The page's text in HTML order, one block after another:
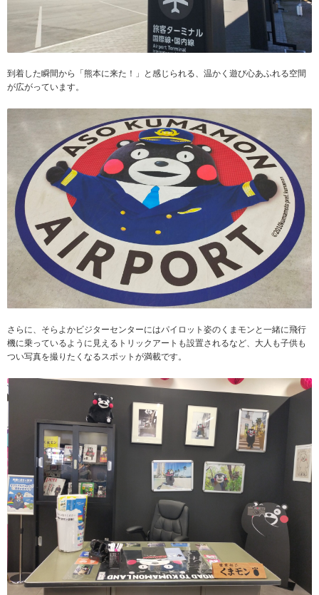
到着した瞬間から「熊本に来た！」と感じられる、温かく遊び心あふれる空間
が広がっています。
さらに、そらよかビジターセンターにはパイロット姿のくまモンと一緒に飛行
機に乗っているように見えるトリックアートも設置されるなど、大人も子供も
つい写真を撮りたくなるスポットが満載です。